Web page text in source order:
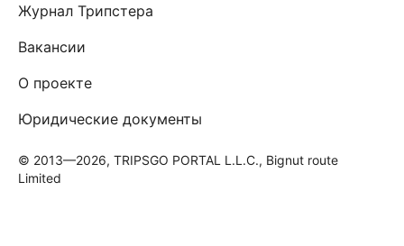
Журнал Трипстера
Вакансии
О проекте
Юридические документы
© 2013—2026, TRIPSGO PORTAL L.L.C., Bignut route
Limited